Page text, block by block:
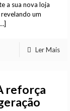
a sua nova loja
um
Ler Mais
reforça